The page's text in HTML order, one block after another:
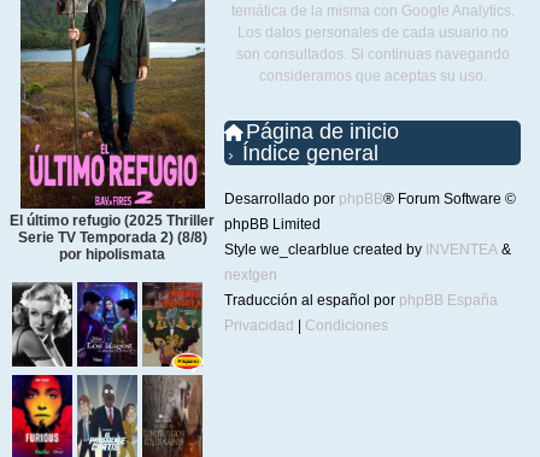
El último refugio (2025 Thriller
Serie TV Temporada 2) (8/8)
por hipolismata
temática de la misma con Google Analytics.
Los datos personales de cada usuario no
son consultados. Si continuas navegando
consideramos que aceptas su uso.
Página de inicio
Índice general
Desarrollado por phpBB® Forum Software ©
phpBB Limited
Style we_clearblue created by INVENTEA &
nextgen
Traducción al español por phpBB España
Privacidad | Condiciones